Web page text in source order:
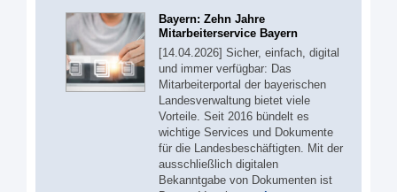
Bayern: Zehn Jahre
Mitarbeiterservice Bayern
[14.04.2026] Sicher, einfach, digital
und immer verfügbar: Das
Mitarbeiterportal der bayerischen
Landesverwaltung bietet viele
Vorteile. Seit 2016 bündelt es
wichtige Services und Dokumente
für die Landesbeschäftigten. Mit der
ausschließlich digitalen
Bekanntgabe von Dokumenten ist